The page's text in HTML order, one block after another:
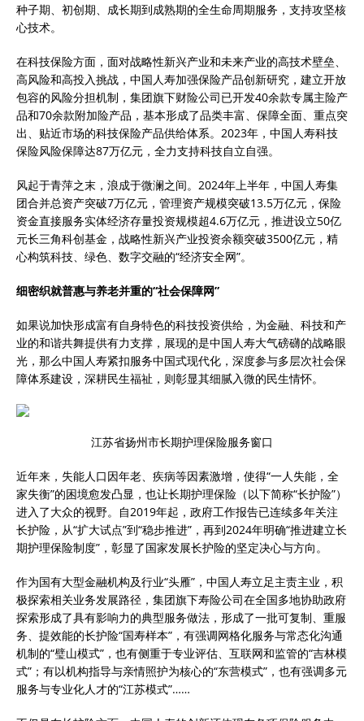
种子期、初创期、成长期到成熟期的全生命周期服务，支持攻坚核
心技术。
在科技保险方面，面对战略性新兴产业和未来产业的高技术壁垒、
高风险和高投入挑战，中国人寿加强保险产品创新研究，建立开放
包容的风险分担机制，集团旗下财险公司已开发40余款专属主险产
品和70余款附加险产品，基本形成了品类丰富、保障全面、重点突
出、贴近市场的科技保险产品供给体系。2023年，中国人寿科技
保险风险保障达87万亿元，全力支持科技自立自强。
风起于青萍之末，浪成于微澜之间。2024年上半年，中国人寿集
团合并总资产突破7万亿元，管理资产规模突破13.5万亿元，保险
资金直接服务实体经济存量投资规模超4.6万亿元，推进设立50亿
元长三角科创基金，战略性新兴产业投资余额突破3500亿元，精
心构筑科技、绿色、数字交融的“经济安全网”。
细密织就普惠与养老并重的“社会保障网”
如果说加快形成富有自身特色的科技投资供给，为金融、科技和产
业的和谐共舞提供有力支撑，展现的是中国人寿大气磅礴的战略眼
光，那么中国人寿紧扣服务中国式现代化，深度参与多层次社会保
障体系建设，深耕民生福祉，则彰显其细腻入微的民生情怀。
江苏省扬州市长期护理保险服务窗口
近年来，失能人口因年老、疾病等因素激增，使得“一人失能，全
家失衡”的困境愈发凸显，也让长期护理保险（以下简称“长护险”）
进入了大众的视野。自2019年起，政府工作报告已连续多年关注
长护险，从“扩大试点”到“稳步推进”，再到2024年明确“推进建立长
期护理保险制度”，彰显了国家发展长护险的坚定决心与方向。
作为国有大型金融机构及行业“头雁”，中国人寿立足主责主业，积
极探索相关业务发展路径，集团旗下寿险公司在全国多地协助政府
探索形成了具有影响力的典型服务做法，形成了一批可复制、重服
务、提效能的长护险“国寿样本”，有强调网格化服务与常态化沟通
机制的“璧山模式”，也有侧重于专业评估、互联网和监管的“吉林模
式”；有以机构指导与亲情照护为核心的“东营模式”，也有强调多元
服务与专业化人才的“江苏模式”……